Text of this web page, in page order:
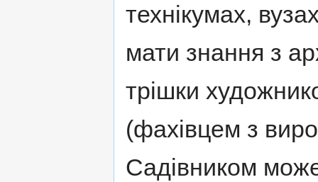
технікумах,
мати знання з
трішки
(фахівцем з
Садівником